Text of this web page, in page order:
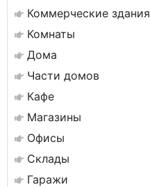
Коммерческие здания
Комнаты
Дома
Части домов
Кафе
Магазины
Офисы
Склады
Гаражи